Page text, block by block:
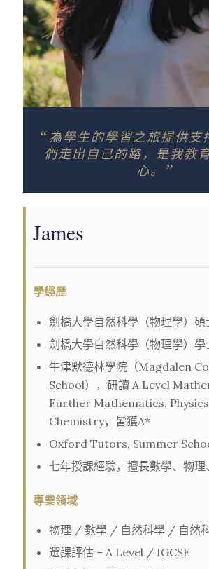
“為學生的學習之旅提供支
們走出自己的路，是我教
心。
”
James
學經歷
劍橋大學自然科學（物理學）碩
劍橋大學自然科學（物理學）學
牛津默德林學院（Magdalen
School），研讀 A Level
Further Mathematics,
Chemistry，皆獲A*
Oxford Tutors, Summer
七年授課經驗，擅長數學、物理
專業領域
物理 / 數學 / 自然科學 / 自然
選課評估 – A Level / IGCSE